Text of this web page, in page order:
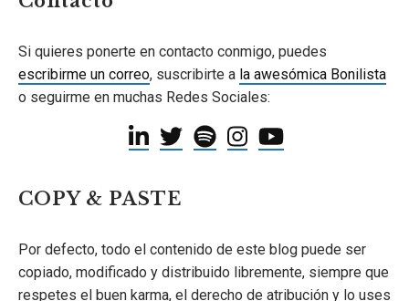
Si quieres ponerte en contacto conmigo, puedes
escribirme un correo, suscribirte a la awesómica Bonilista
o seguirme en muchas Redes Sociales:
COPY & PASTE
Por defecto, todo el contenido de este blog puede ser
copiado, modificado y distribuido libremente, siempre que
respetes el buen karma, el derecho de atribución y lo uses